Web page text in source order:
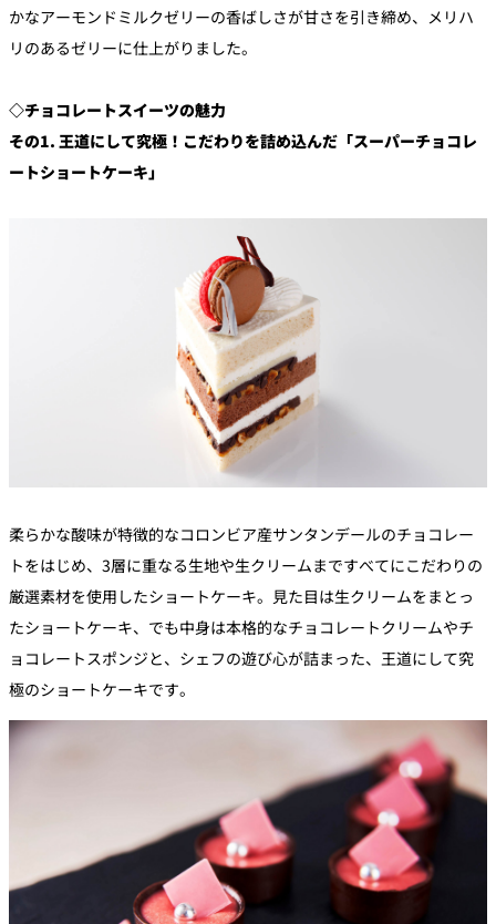
かなアーモンドミルクゼリーの香ばしさが甘さを引き締め、メリハ
リのあるゼリーに仕上がりました。
◇チョコレートスイーツの魅力
その1. 王道にして究極！こだわりを詰め込んだ「スーパーチョコレ
ートショートケーキ」
柔らかな酸味が特徴的なコロンビア産サンタンデールのチョコレー
トをはじめ、3層に重なる生地や生クリームまですべてにこだわりの
厳選素材を使用したショートケーキ。見た目は生クリームをまとっ
たショートケーキ、でも中身は本格的なチョコレートクリームやチ
ョコレートスポンジと、シェフの遊び心が詰まった、王道にして究
極のショートケーキです。